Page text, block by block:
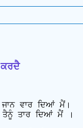
ਵਾਰ ਦਿਆਂ ਮੈਂ।
ਤਾਰ ਦਿਆਂ ਮੈਂ ।